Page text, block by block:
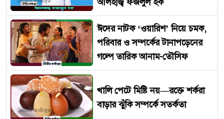
ঈদের নাটক ‘ওয়ারিশ’ নিয়ে চমক,
পরিবার ও সম্পর্কের টানাপড়েনের
গল্পে তারিক আনাম-তৌসিফ
খালি পেটে মিষ্টি নয়—রক্তে শর্করা
বাড়ার ঝুঁকি সম্পর্কে সতর্কতা